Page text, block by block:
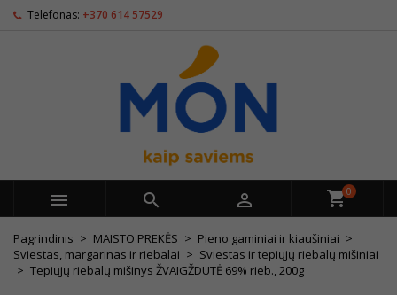
Telefonas: +370 614 57529
   0
Pagrindinis MAISTO PREKĖS
Pieno gaminiai ir kiaušiniai
Sviestas, margarinas ir riebalai
Sviestas ir tepiųjų riebalų mišiniai
Tepiųjų riebalų mišinys ŽVAIGŽDUTĖ 69% rieb., 200g